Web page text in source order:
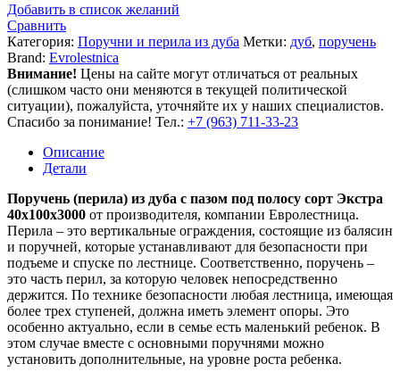
Добавить в список желаний
Сравнить
Категория: Поручни и перила из дуба Метки: дуб, поручень
Brand: Evrolestnica
Внимание! Цены на сайте могут отличаться от реальных
(слишком часто они меняются в текущей политической
ситуации), пожалуйста, уточняйте их у наших специалистов.
Спасибо за понимание! Тел.: +7 (963) 711-33-23
Описание
Детали
Поручень (перила) из дуба с пазом под полосу сорт Экстра
40х100х3000 от производителя, компании Евролестница.
Перила – это вертикальные ограждения, состоящие из балясин
и поручней, которые устанавливают для безопасности при
подъеме и спуске по лестнице. Соответственно, поручень –
это часть перил, за которую человек непосредственно
держится. По технике безопасности любая лестница, имеющая
более трех ступеней, должна иметь элемент опоры. Это
особенно актуально, если в семье есть маленький ребенок. В
этом случае вместе с основными поручнями можно
установить дополнительные, на уровне роста ребенка.